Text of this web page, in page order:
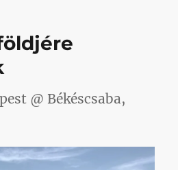
@ Békéscsaba,